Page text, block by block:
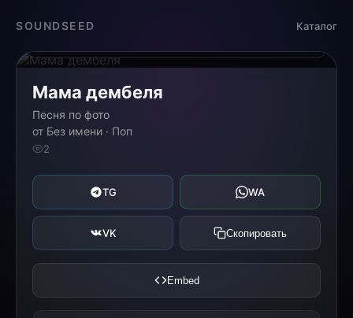
SOUNDSEED Каталог
Мама дембеля
Песня по фото
от Без имени · Поп
2
TG WA
VK Скопировать
Embed